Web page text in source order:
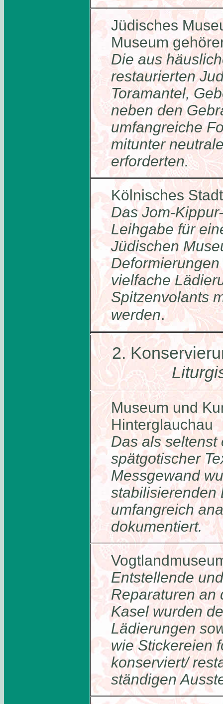
Jüdisches
Museum
Die aus
restaurierten
Toramantel,
neben den
umfangreiche
mitunter
erforderten.
Kölnisches
Das Jom-
Leihgabe für
Jüdischen
vielfache
Spitzenvolants
werden.
2.
Museum und
Hinterglauchau
Das als
spätgotischer
Messgewand
stabilisierenden
umfangreich
dokumentiert.
Entstellende
Reparaturen an
Kasel wurden
Lädierungen
wie Stickereien
konserviert/
ständigen